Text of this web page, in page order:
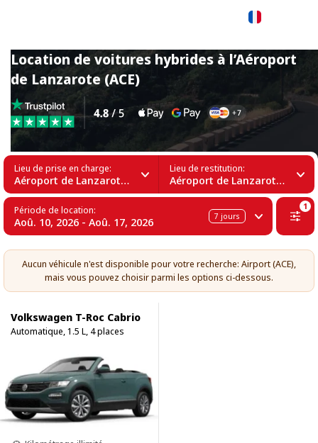
Location de voitures hybrides à l’Aéroport
de Lanzarote (ACE)
Lieu de prise en charge:
Aéroport de Lanzarote (ACE)
Lieu de restitution:
Aéroport de Lanzarote (ACE)
Période de location:
Aoû. 10, 2026 - Aoû. 17, 2026 7 jours
1
Aucun véhicule n'est disponible pour votre recherche: Airport (ACE),
mais vous pouvez choisir parmi les options ci-dessous.
Volkswagen T-Roc Cabrio
Automatique, 1.5 L, 4 places